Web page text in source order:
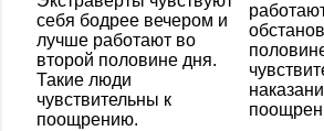
себя бодрее вечером и
лучше работают во
второй половине дня.
Такие люди
чувствительны к
поощрению.